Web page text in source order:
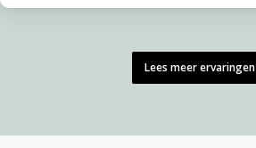
Lees meer ervaringen